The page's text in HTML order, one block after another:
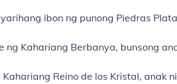
ibon ng punong Piedras
ng Kahariang Berbanya, bunsong
Reino de los Kristal, anak